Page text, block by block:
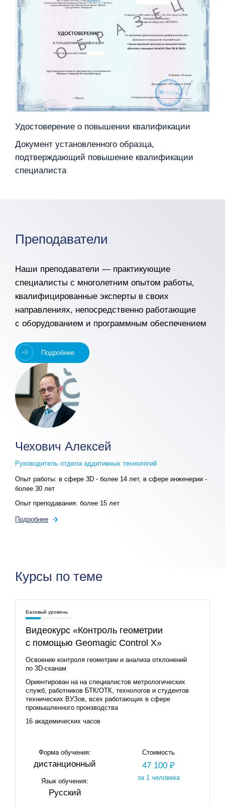
Удостоверение о повышении квалификации
Документ установленного образца,
подтверждающий повышение квалификации
специалиста
Преподаватели
Наши преподаватели — практикующие
специалисты с многолетним опытом работы,
квалифицированные эксперты в своих
направлениях, непосредственно работающие
с оборудованием и программным обеспечением
Подробнее
Чехович Алексей
Руководитель отдела аддитивных технологий
Опыт работы: в сфере 3D - более 14 лет, в сфере инженерии -
более 30 лет
Опыт преподавания: более 15 лет
Подробнее
Курсы по теме
Базовый уровень
Видеокурс «Контроль геометрии
с помощью Geomagic Control X»
Освоение контроля геометрии и анализа отклонений
по 3D‑сканам
Ориентирован на на специалистов метрологических
служб, работников БТК/ОТК, технологов и студентов
технических ВУЗов, всех работающих в сфере
промышленного производства
16 академических часов
Форма обучения:
дистанционный
Язык обучения:
Русский
Стоимость
47 100 ₽
за 1 человека